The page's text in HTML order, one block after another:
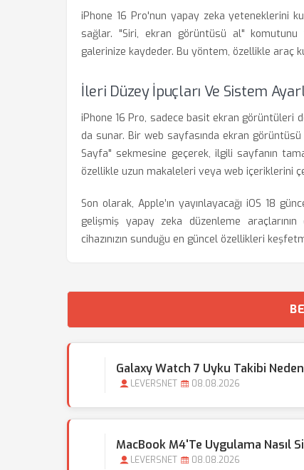
iPhone 16 Pro'nun yapay zeka yeteneklerini
sağlar. "Siri, ekran görüntüsü al" komutunu
galerinize kaydeder. Bu yöntem, özellikle araç
İleri Düzey İpuçları Ve Sistem
iPhone 16 Pro, sadece basit ekran görüntüleri
da sunar. Bir web sayfasında ekran
Sayfa" sekmesine geçerek, ilgili sayfanın
özellikle uzun makaleleri veya web içeriklerini
Son olarak, Apple’ın yayınlayacağı iOS 18
gelişmiş yapay zeka düzenleme
cihazınızın sunduğu en güncel özellikleri
Galaxy Watch 7 Uyku Takibi
LEVERSNET 08.08.2026
MacBook M4'te Uygulama Nasıl
LEVERSNET 08.08.2026